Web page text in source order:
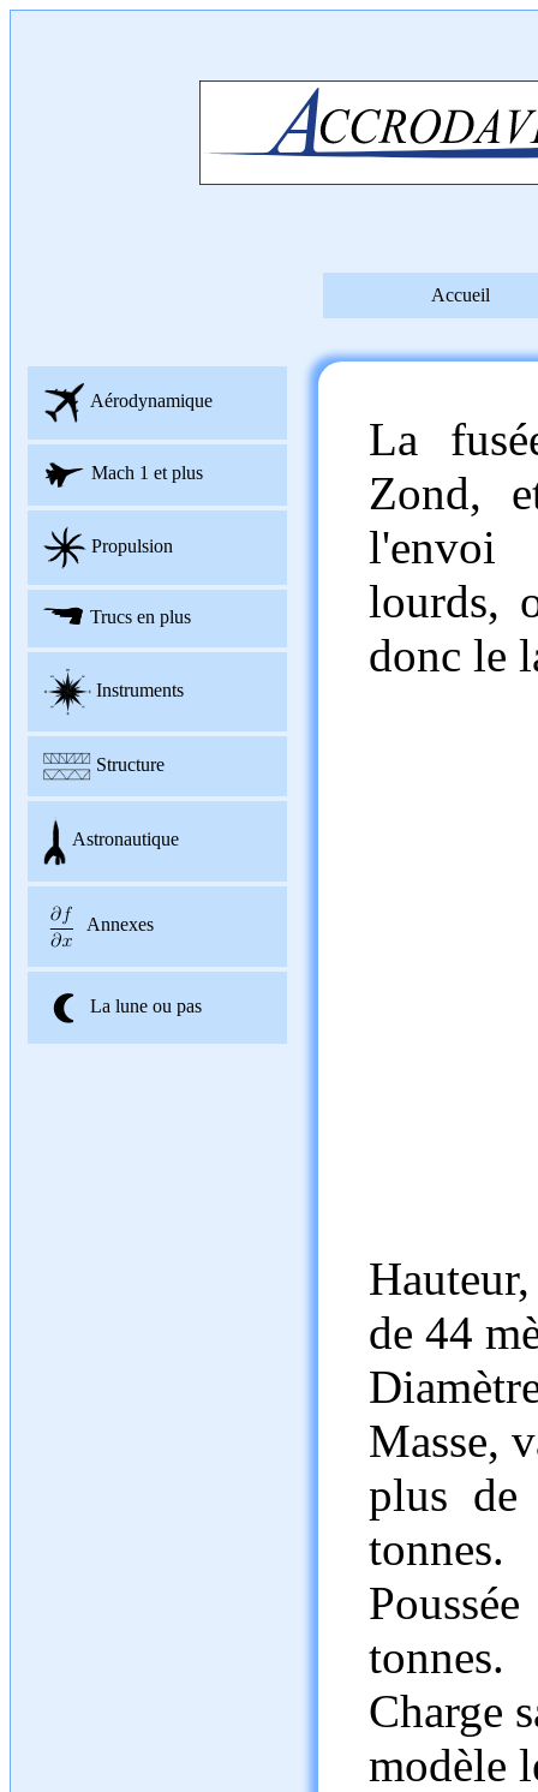
Accueil
Aérodynamique
Mach 1 et plus
Propulsion
Trucs en plus
Instruments
Structure
Astronautique
Annexes
La lune ou pas
La
Zond,
l'envoi
lourds,
donc le
de 44
Masse,
plus de
tonnes.
tonnes.
Charge
modèle